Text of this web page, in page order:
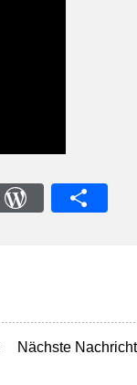
Nächste Nachricht